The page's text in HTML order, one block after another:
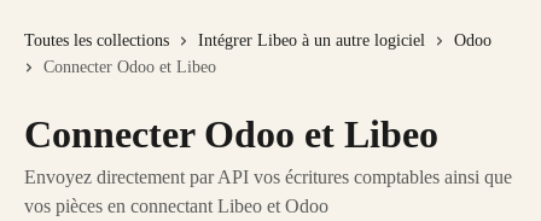
Toutes les collections Intégrer Libeo à un autre logiciel
Odoo
Connecter Odoo et Libeo
Connecter Odoo et Libeo
Envoyez directement par API vos écritures comptables ainsi que
vos pièces en connectant Libeo et Odoo